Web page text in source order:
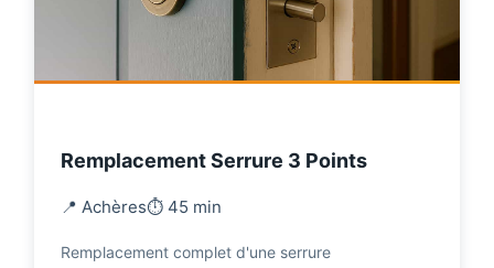
Remplacement Serrure 3 Points
📍 Achères⏱️ 45 min
Remplacement complet d'une serrure